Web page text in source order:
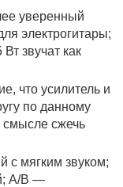
уверенный
электрогитары;
звучат как
что усилитель и
по данному
сжечь
с мягким звуком;
А/В —